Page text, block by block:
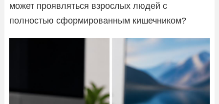
может проявляться взрослых людей с
полностью сформированным кишечником?